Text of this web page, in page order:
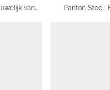
van
Panton Stoel: